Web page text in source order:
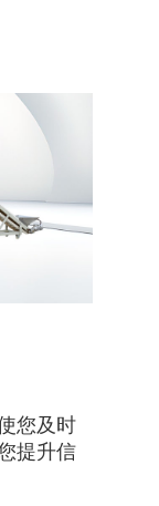
您及时
提升信